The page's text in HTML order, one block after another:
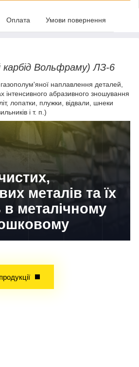
Оплата Умови повернення
Вольфраму) ЛЗ-6
наплавлення деталей,
абразивного зношування
лопатки, плужки, відвали, шнеки
і т. п.)
металів та їх
в металічному